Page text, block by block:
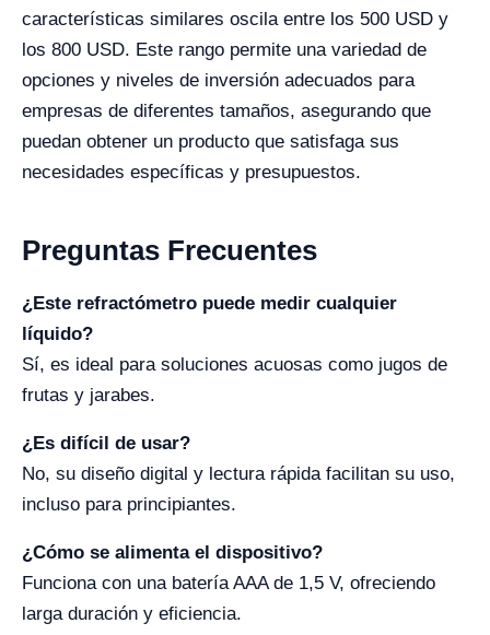
características similares oscila entre los 500 USD y
los 800 USD. Este rango permite una variedad de
opciones y niveles de inversión adecuados para
empresas de diferentes tamaños, asegurando que
puedan obtener un producto que satisfaga sus
necesidades específicas y presupuestos.
Preguntas Frecuentes
¿Este refractómetro puede medir cualquier
líquido?
Sí, es ideal para soluciones acuosas como jugos de
frutas y jarabes.
¿Es difícil de usar?
No, su diseño digital y lectura rápida facilitan su uso,
incluso para principiantes.
¿Cómo se alimenta el dispositivo?
Funciona con una batería AAA de 1,5 V, ofreciendo
larga duración y eficiencia.